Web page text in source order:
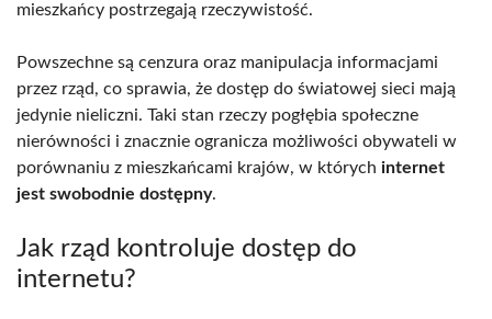
mieszkańcy postrzegają rzeczywistość.
Powszechne są cenzura oraz manipulacja informacjami
przez rząd, co sprawia, że dostęp do światowej sieci mają
jedynie nieliczni. Taki stan rzeczy pogłębia społeczne
nierówności i znacznie ogranicza możliwości obywateli w
porównaniu z mieszkańcami krajów, w których internet
jest swobodnie dostępny.
Jak rząd kontroluje dostęp do
internetu?